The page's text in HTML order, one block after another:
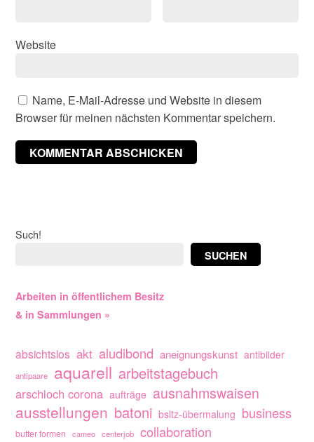
Website
Name, E-Mail-Adresse und Website in diesem
Browser für meinen nächsten Kommentar speichern.
Such!
SUCHEN
Arbeiten in öffentlichem Besitz
& in Sammlungen »
absichtslos akt aludibond aneignungskunst antibilder
antipaare aquarell arbeitstagebuch
arschloch corona aufträge ausnahmswaisen
ausstellungen batoni bsltz-übermalung business
butter formen cameo centerjob collaboration